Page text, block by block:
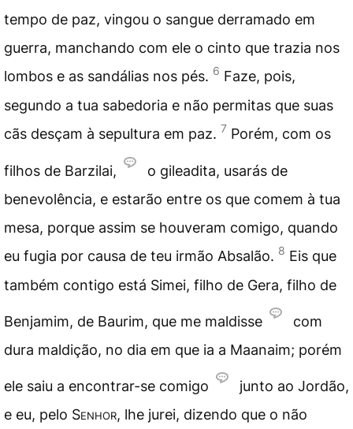
tempo de paz, vingou o sangue derramado em
guerra, manchando com ele o cinto que trazia nos
lombos e as sandálias nos pés. 6 Faze, pois,
segundo a tua sabedoria e não permitas que suas
cãs desçam à sepultura em paz. 7 Porém, com os
filhos de Barzilai,
o gileadita, usarás de
benevolência, e estarão entre os que comem à tua
mesa, porque assim se houveram comigo, quando
eu fugia por causa de teu irmão Absalão. 8 Eis que
também contigo está Simei, filho de Gera, filho de
Benjamim, de Baurim, que me maldisse
com
dura maldição, no dia em que ia a Maanaim; porém
ele saiu a encontrar-se comigo
junto ao Jordão,
e eu, pelo Senhor, lhe jurei, dizendo que o não